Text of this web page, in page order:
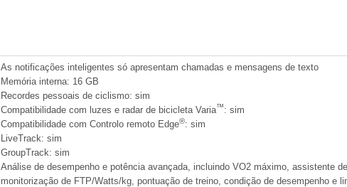
As notificações inteligentes só apresentam chamadas e mensagens de texto
Memória interna: 16 GB
Recordes pessoais de ciclismo: sim
Compatibilidade com luzes e radar de bicicleta Varia™: sim
Compatibilidade com Controlo remoto Edge®: sim
LiveTrack: sim
GroupTrack: sim
Análise de desempenho e potência avançada, incluindo VO2 máximo, assistente
monitorização de FTP/Watts/kg, pontuação de treino, condição de desempenho e